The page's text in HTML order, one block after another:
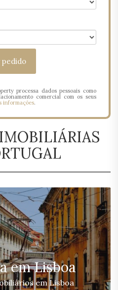
processa dados pessoais como
comercial com os seus
informações.
em Lisboa
em Lisboa